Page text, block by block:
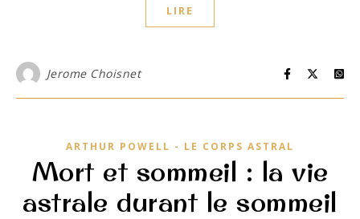
LIRE
Jerome Choisnet
ARTHUR POWELL - LE CORPS ASTRAL
Mort et sommeil : la vie
astrale durant le sommeil